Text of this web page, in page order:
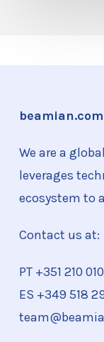
beamian.com
We are a
leverages
ecosystem to
Contact us at:
PT +351 210
ES +349 518